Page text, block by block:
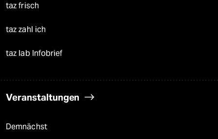
taz frisch
taz zahl ich
taz lab Infobrief
Veranstaltungen
Demnächst